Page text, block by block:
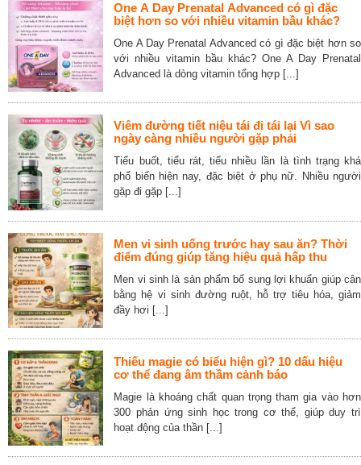
One A Day Prenatal Advanced có gì đặc
biệt hơn so với nhiều vitamin bầu khác?
One A Day Prenatal Advanced có gì đặc biệt hơn so
với nhiều vitamin bầu khác? One A Day Prenatal
Advanced là dòng vitamin tổng hợp [...]
Viêm đường tiết niệu tái đi tái lại Vì sao
ngày càng nhiều người gặp phải
Tiểu buốt, tiểu rát, tiểu nhiều lần là tình trạng khá
phổ biến hiện nay, đặc biệt ở phụ nữ. Nhiều người
gặp đi gặp [...]
Men vi sinh uống trước hay sau ăn? Thời
điểm đúng giúp tăng hiệu quả hấp thu
Men vi sinh là sản phẩm bổ sung lợi khuẩn giúp cân
bằng hệ vi sinh đường ruột, hỗ trợ tiêu hóa, giảm
đầy hơi [...]
Thiếu magie có biểu hiện gì? 10 dấu hiệu
cơ thể đang âm thầm cảnh báo
Magie là khoáng chất quan trọng tham gia vào hơn
300 phản ứng sinh học trong cơ thể, giúp duy trì
hoạt động của thần [...]